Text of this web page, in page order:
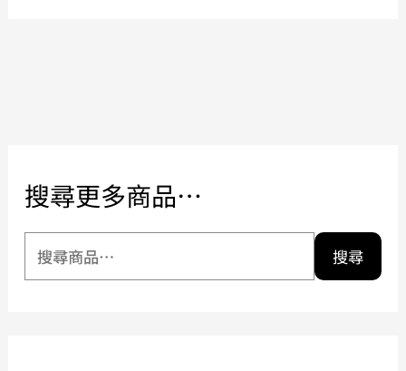
搜尋更多商品…
搜尋